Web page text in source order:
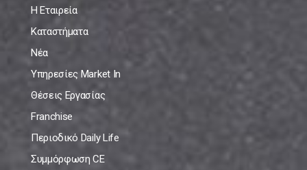
Η Εταιρεία
Καταστήματα
Νέα
Υπηρεσίες Market In
Θέσεις Εργασίας
Franchise
Περιοδικό Daily Life
Συμμόρφωση CE